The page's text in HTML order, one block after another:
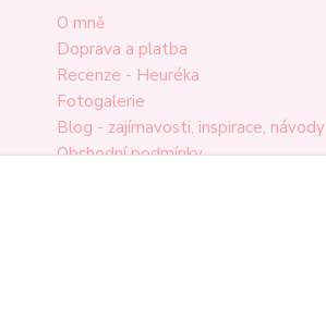
O mně
Doprava a platba
Recenze - Heuréka
Fotogalerie
Blog - zajímavosti, inspirace, návody
Obchodní podmínky